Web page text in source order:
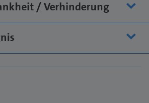
/ Verhinderung